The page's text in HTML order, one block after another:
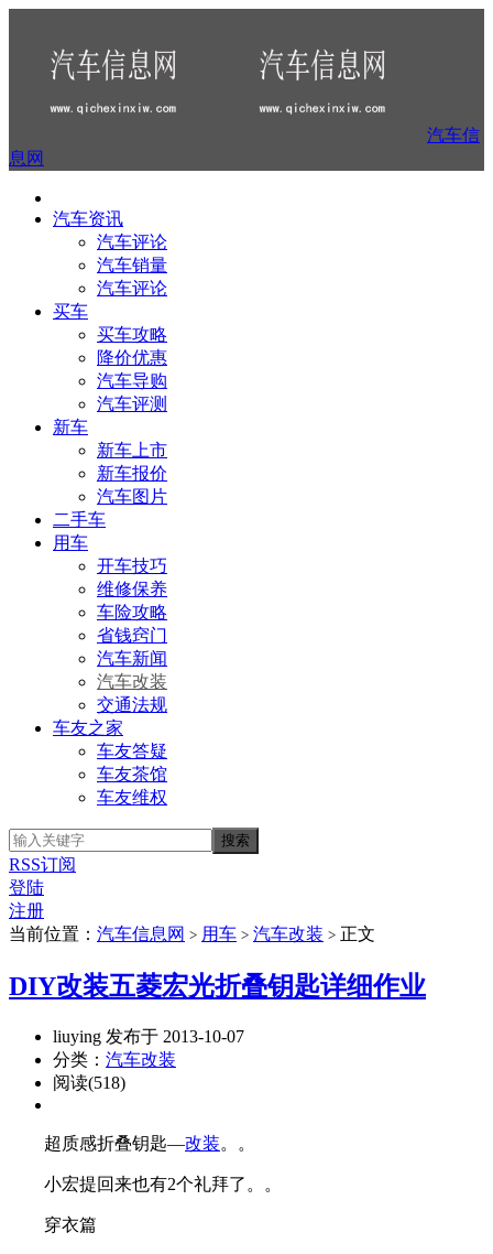
汽车信
息网
汽车资讯
汽车评论
汽车销量
汽车评论
买车
买车攻略
降价优惠
汽车导购
汽车评测
新车
新车上市
新车报价
汽车图片
二手车
用车
开车技巧
维修保养
车险攻略
省钱窍门
汽车新闻
汽车改装
交通法规
车友之家
车友答疑
车友茶馆
车友维权
RSS订阅
登陆
注册
当前位置： 汽车信息网 > 用车 > 汽车改装 > 正文
DIY改装五菱宏光折叠钥匙详细作业
liuying 发布于 2013-10-07
分类： 汽车改装
阅读(518)
超质感折叠钥匙—改装。。
小宏提回来也有2个礼拜了。。
穿衣篇